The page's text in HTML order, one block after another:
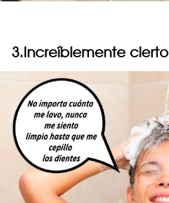
3.Increíblemente cierto